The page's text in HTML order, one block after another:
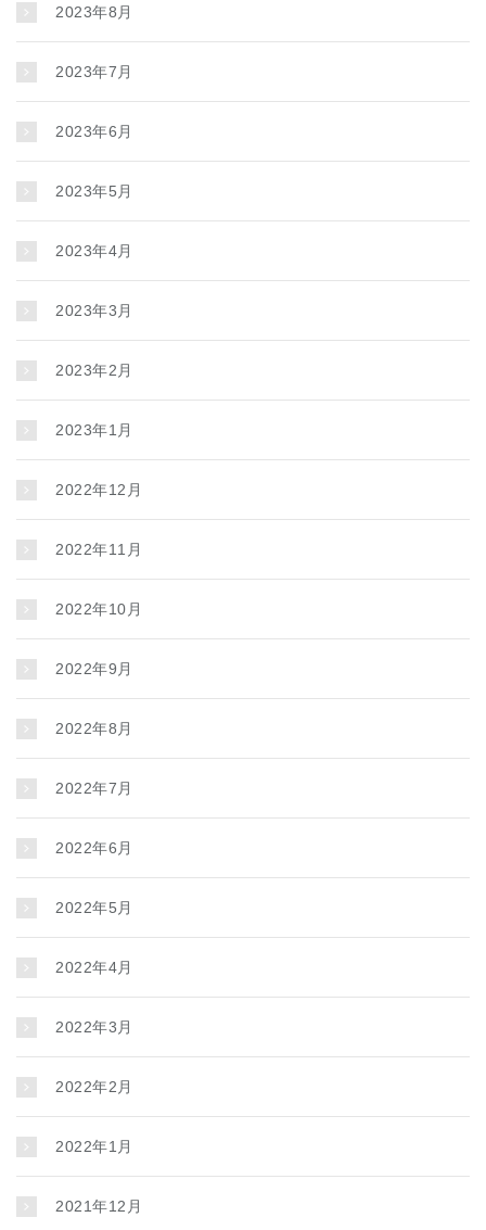
2023年8月
2023年7月
2023年6月
2023年5月
2023年4月
2023年3月
2023年2月
2023年1月
2022年12月
2022年11月
2022年10月
2022年9月
2022年8月
2022年7月
2022年6月
2022年5月
2022年4月
2022年3月
2022年2月
2022年1月
2021年12月